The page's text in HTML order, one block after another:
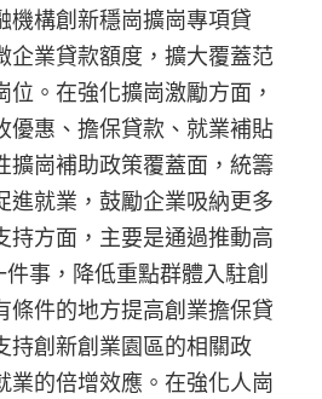
機構創新穩崗擴崗專項貸
企業貸款額度，擴大覆蓋范
位。在強化擴崗激勵方面，
優惠、擔保貸款、就業補貼
擴崗補助政策覆蓋面，統籌
進就業，鼓勵企業吸納更多
持方面，主要是通過推動高
件事，降低重點群體入駐創
條件的地方提高創業擔保貸
持創新創業園區的相關政
業的倍增效應。在強化人崗